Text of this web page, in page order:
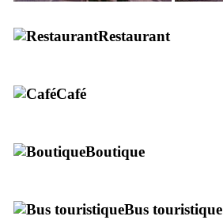
Restaurant
Café
Boutique
Bus touristique